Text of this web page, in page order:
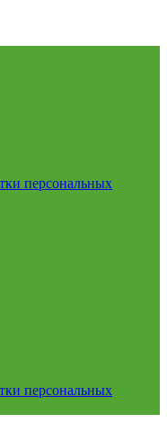
персональных
персональных